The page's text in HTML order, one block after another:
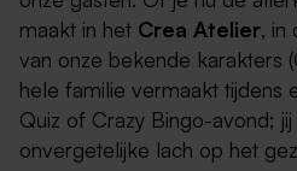
maakt in het Crea Atelier, in
van onze bekende karakters
hele familie vermaakt tijdens
Quiz of Crazy Bingo-avond;
onvergetelijke lach op het